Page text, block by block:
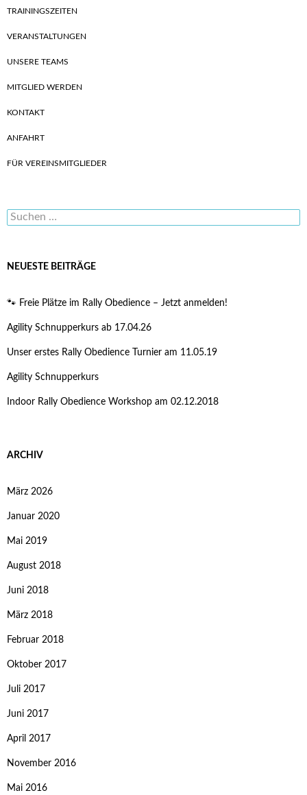
TRAININGSZEITEN
VERANSTALTUNGEN
UNSERE TEAMS
MITGLIED WERDEN
KONTAKT
ANFAHRT
FÜR VEREINSMITGLIEDER
Suchen
nach:
NEUESTE BEITRÄGE
🐾 Freie Plätze im Rally Obedience – Jetzt anmelden!
Agility Schnupperkurs ab 17.04.26
Unser erstes Rally Obedience Turnier am 11.05.19
Agility Schnupperkurs
Indoor Rally Obedience Workshop am 02.12.2018
ARCHIV
März 2026
Januar 2020
Mai 2019
August 2018
Juni 2018
März 2018
Februar 2018
Oktober 2017
Juli 2017
Juni 2017
April 2017
November 2016
Mai 2016